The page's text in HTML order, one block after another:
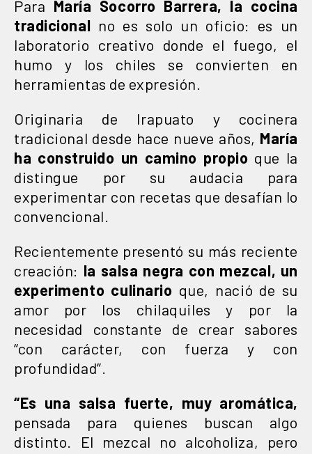
Para María Socorro Barrera, la cocina
tradicional no es solo un oficio: es un
laboratorio creativo donde el fuego, el
humo y los chiles se convierten en
herramientas de expresión.
Originaria de Irapuato y cocinera
tradicional desde hace nueve años, María
ha construido un camino propio que la
distingue por su audacia para
experimentar con recetas que desafían lo
convencional.
Recientemente presentó su más reciente
creación: la salsa negra con mezcal, un
experimento culinario que, nació de su
amor por los chilaquiles y por la
necesidad constante de crear sabores
“con carácter, con fuerza y con
profundidad”.
“Es una salsa fuerte, muy aromática,
pensada para quienes buscan algo
distinto. El mezcal no alcoholiza, pero